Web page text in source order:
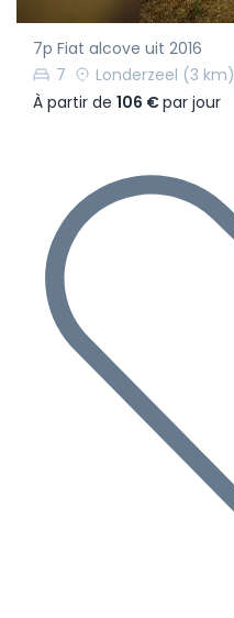
7p Fiat alcove uit 2016
7
Londerzeel (3 km)
À partir de 106 €par jour